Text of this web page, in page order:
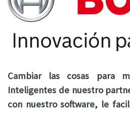
Cambiar las cosas para
Inteligentes de nuestro
con nuestro software, le